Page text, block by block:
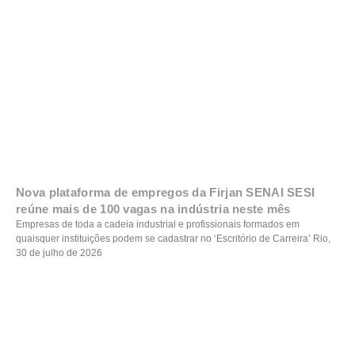
Nova plataforma de empregos da Firjan SENAI SESI
reúne mais de 100 vagas na indústria neste mês
Empresas de toda a cadeia industrial e profissionais formados em
quaisquer instituições podem se cadastrar no ‘Escritório de Carreira’ Rio,
30 de julho de 2026